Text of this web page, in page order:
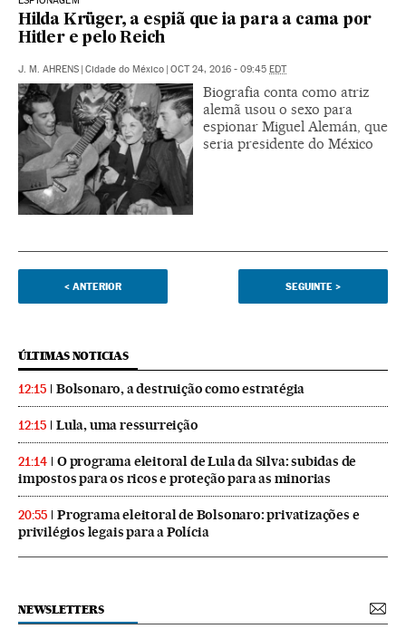
Hilda Krüger, a espiã que ia para a cama por
Hitler e pelo Reich
J. M. AHRENS Cidade do México OCT 24, 2016 - 09:45 EDT
Biografia conta como atriz
alemã usou o sexo para
espionar Miguel Alemán, que
seria presidente do México
< ANTERIOR SEGUINTE >
ÚLTIMAS NOTICIAS
12:15 Bolsonaro, a destruição como estratégia
12:15 Lula, uma ressurreição
21:14
O programa eleitoral de Lula da Silva: subidas de
impostos para os ricos e proteção para as minorias
20:55
Programa eleitoral de Bolsonaro: privatizações e
privilégios legais para a Polícia
NEWSLETTERS